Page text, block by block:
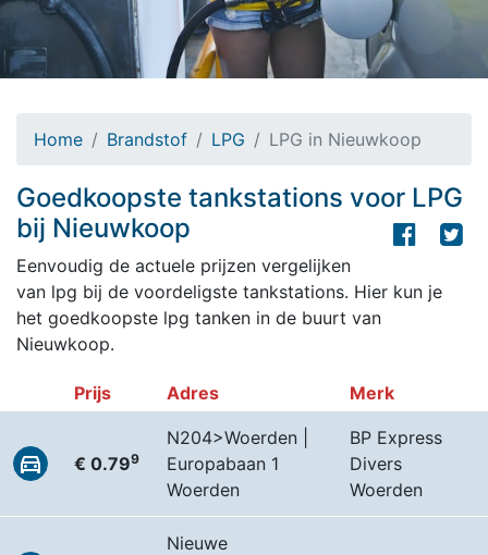
Home Brandstof LPG LPG in Nieuwkoop
Goedkoopste tankstations voor LPG
bij Nieuwkoop
Eenvoudig de actuele prijzen vergelijken
van lpg bij de voordeligste tankstations. Hier kun je
het goedkoopste lpg tanken in de buurt van
Nieuwkoop.
Prijs Adres Merk
€ 0.799
N204>Woerden |
Europabaan 1
Woerden
BP Express
Divers
Woerden
Nieuwe